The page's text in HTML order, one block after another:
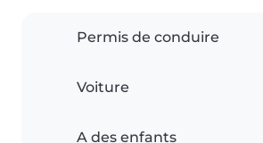
Permis de conduire
Voiture
A des enfants